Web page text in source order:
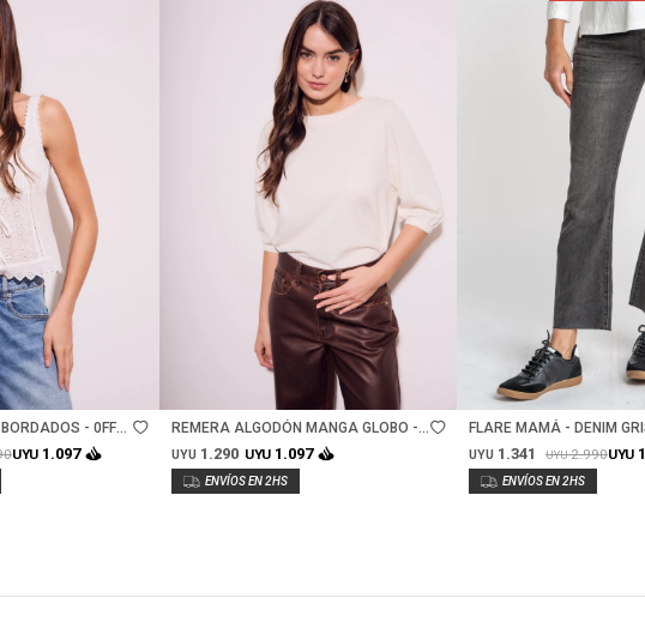
- 0FF
UYU 1.097
REMERA ALGODÓN MANGA GLOBO -
OFF WHITE
UYU 1.290 UYU 1.097
Talle
FLARE MAMÁ - DENIM
UYU 1.341 UYU2.990UYU